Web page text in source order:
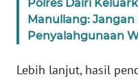
Polres Dairi
Manullang:
Penyalahgunaan
Lebih lanjut, hasil
WN
JAKARTA
WN